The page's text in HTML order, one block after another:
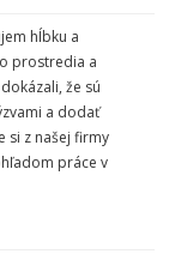
hĺbku a
prostredia a
že sú
a dodať
si z našej firmy
práce v